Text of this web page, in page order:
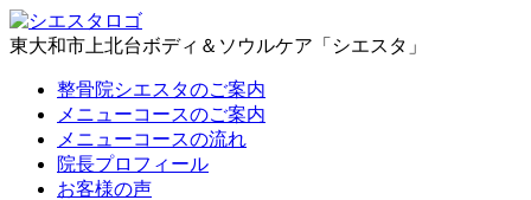
東大和市上北台ボディ＆ソウルケア「シエスタ」
整骨院シエスタのご案内
メニューコースのご案内
メニューコースの流れ
院長プロフィール
お客様の声